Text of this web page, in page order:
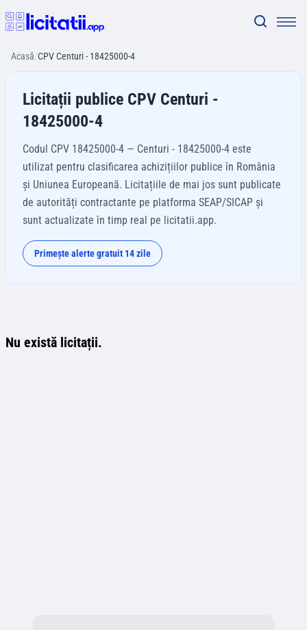
Acasă/CPV Centuri - 18425000-4
Licitații publice CPV Centuri -
18425000-4
Codul CPV 18425000-4 — Centuri - 18425000-4 este
utilizat pentru clasificarea achizițiilor publice în România
și Uniunea Europeană. Licitațiile de mai jos sunt publicate
de autorități contractante pe platforma SEAP/SICAP și
sunt actualizate în timp real pe licitatii.app.
Primește alerte gratuit 14 zile
Nu există licitații.